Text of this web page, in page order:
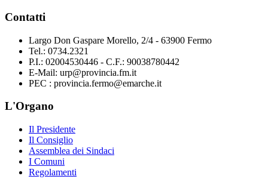
Contatti
Largo Don Gaspare Morello, 2/4 - 63900 Fermo
Tel.: 0734.2321
P.I.: 02004530446 - C.F.: 90038780442
E-Mail: urp@provincia.fm.it
PEC : provincia.fermo@emarche.it
L'Organo
Il Presidente
Il Consiglio
Assemblea dei Sindaci
I Comuni
Regolamenti